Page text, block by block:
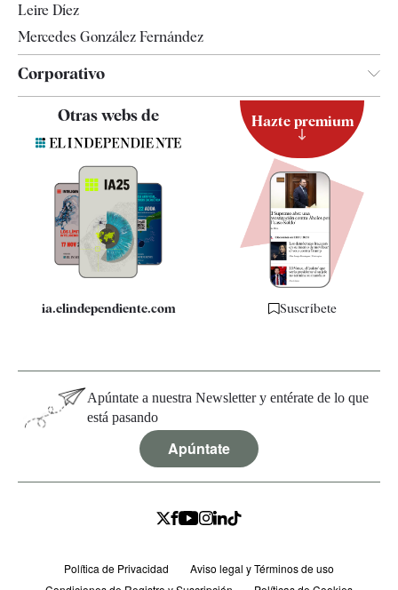
Leire Díez
Mercedes González Fernández
Corporativo
Contacto
Quiénes somos
Especificaciones
Otras webs de
ia.elindependiente.com
Hazte premium
Suscríbete
Apúntate a nuestra Newsletter y entérate de lo que
está pasando
Apúntate
Política de Privacidad
Aviso legal y Términos de uso